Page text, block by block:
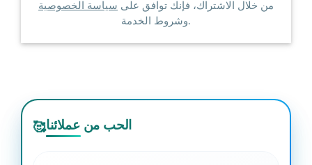
من خلال الاشتراك، فإنك توافق على سياسة الخصوصية
وشروط الخدمة.
🥰الحب من عملائنا